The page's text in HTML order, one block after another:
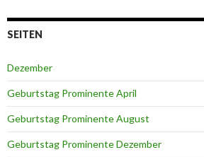
SEITEN
Dezember
Geburtstag Prominente April
Geburtstag Prominente August
Geburtstag Prominente Dezember